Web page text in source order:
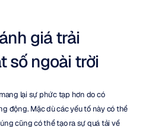
giá trải
số ngoài trời
lại sự phức tạp hơn do có
động. Mặc dù các yếu tố này có thể
cũng có thể tạo ra sự quá tải về